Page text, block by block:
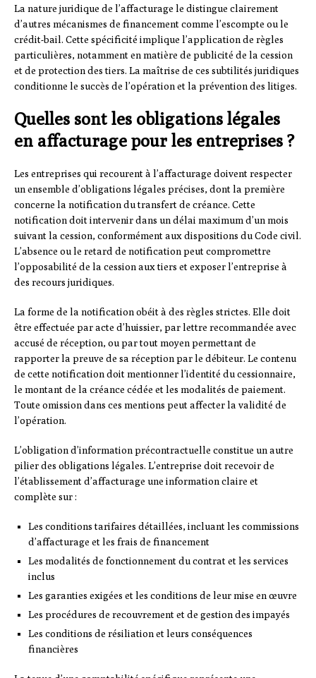
La nature juridique de l’affacturage le distingue clairement
d’autres mécanismes de financement comme l’escompte ou le
crédit-bail. Cette spécificité implique l’application de règles
particulières, notamment en matière de publicité de la cession
et de protection des tiers. La maîtrise de ces subtilités juridiques
conditionne le succès de l’opération et la prévention des litiges.
Quelles sont les obligations légales
en affacturage pour les entreprises ?
Les entreprises qui recourent à l’affacturage doivent respecter
un ensemble d’obligations légales précises, dont la première
concerne la notification du transfert de créance. Cette
notification doit intervenir dans un délai maximum d’un mois
suivant la cession, conformément aux dispositions du Code civil.
L’absence ou le retard de notification peut compromettre
l’opposabilité de la cession aux tiers et exposer l’entreprise à
des recours juridiques.
La forme de la notification obéit à des règles strictes. Elle doit
être effectuée par acte d’huissier, par lettre recommandée avec
accusé de réception, ou par tout moyen permettant de
rapporter la preuve de sa réception par le débiteur. Le contenu
de cette notification doit mentionner l’identité du cessionnaire,
le montant de la créance cédée et les modalités de paiement.
Toute omission dans ces mentions peut affecter la validité de
l’opération.
L’obligation d’information précontractuelle constitue un autre
pilier des obligations légales. L’entreprise doit recevoir de
l’établissement d’affacturage une information claire et
complète sur :
Les conditions tarifaires détaillées, incluant les commissions
d’affacturage et les frais de financement
Les modalités de fonctionnement du contrat et les services
inclus
Les garanties exigées et les conditions de leur mise en œuvre
Les procédures de recouvrement et de gestion des impayés
Les conditions de résiliation et leurs conséquences
financières